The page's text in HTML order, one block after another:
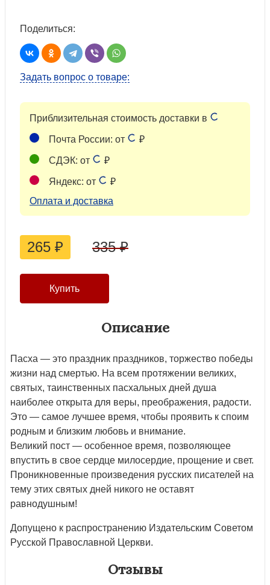
Поделиться:
Задать вопрос о товаре:
Приблизительная стоимость доставки в
Почта России: от ₽
СДЭК: от ₽
Яндекс: от
₽
Оплата и доставка
265 ₽ 335₽
Описание
Пасха — это праздник праздников, торжество победы
жизни над смертью. На всем протяжении великих,
святых, таинственных пасхальных дней душа
наиболее открыта для веры, преображения, радости.
Это — самое лучшее время, чтобы проявить к споим
родным и близким любовь и внимание.
Великий пост — особенное время, позволяющее
впустить в свое сердце милосердие, прощение и свет.
Проникновенные произведения русских писателей на
тему этих святых дней никого не оставят
равнодушным!
Допущено к распространению Издательским Советом
Русской Православной Церкви.
Отзывы